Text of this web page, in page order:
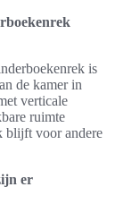
is
de kamer in
verticale
ruimte
blijft voor andere
er